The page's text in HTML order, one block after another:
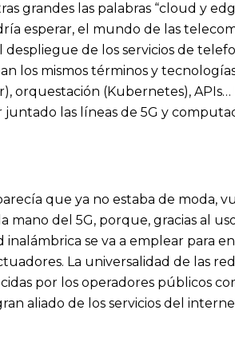
grandes las palabras “cloud y
esperar, el mundo de las
despliegue de los servicios de
los mismos términos y
orquestación (Kubernetes), APIs…
las líneas de 5G y
que ya no estaba de moda,
del 5G, porque, gracias al
se va a emplear para
La universalidad de las
por los operadores públicos
aliado de los servicios del